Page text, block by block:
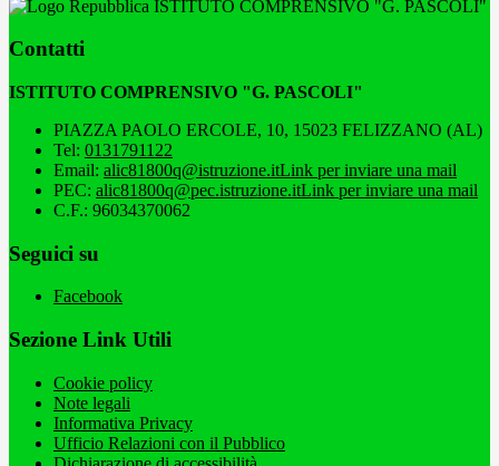
ISTITUTO COMPRENSIVO "G. PASCOLI"
Contatti
ISTITUTO COMPRENSIVO "G. PASCOLI"
PIAZZA PAOLO ERCOLE, 10, 15023 FELIZZANO (AL)
Tel: 0131791122
Email: alic81800q@istruzione.itLink per inviare una mail
PEC: alic81800q@pec.istruzione.itLink per inviare una mail
C.F.: 96034370062
Seguici su
Facebook
Sezione Link Utili
Cookie policy
Note legali
Informativa Privacy
Ufficio Relazioni con il Pubblico